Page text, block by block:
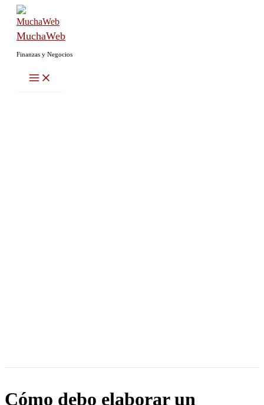
contenido
MuchaWeb
Finanzas y Negocios
Cómo debo elaborar un